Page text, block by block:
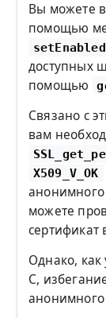
Вы можете
помощью
доступных
помощью
Связано с
вам
X509_V_OK
можете
сертификат
Однако,
С,